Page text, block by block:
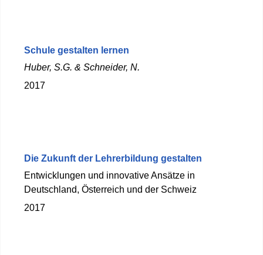
Schule gestalten lernen
Huber, S.G. & Schneider, N.
2017
Die Zukunft der Lehrerbildung gestalten
Entwicklungen und innovative Ansätze in
Deutschland, Österreich und der Schweiz
2017